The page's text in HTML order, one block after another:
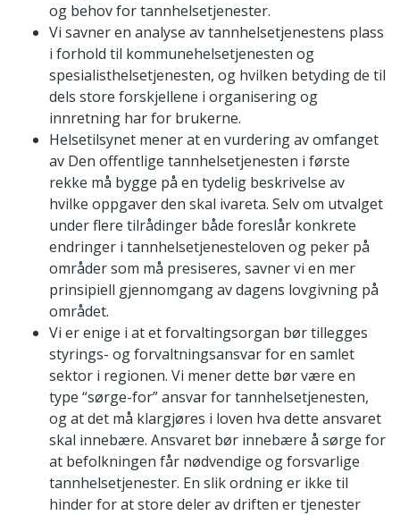
og behov for tannhelsetjenester.
Vi savner en analyse av tannhelsetjenestens plass
i forhold til kommunehelsetjenesten og
spesialisthelsetjenesten, og hvilken betyding de til
dels store forskjellene i organisering og
innretning har for brukerne.
Helsetilsynet mener at en vurdering av omfanget
av Den offentlige tannhelsetjenesten i første
rekke må bygge på en tydelig beskrivelse av
hvilke oppgaver den skal ivareta. Selv om utvalget
under flere tilrådinger både foreslår konkrete
endringer i tannhelsetjenesteloven og peker på
områder som må presiseres, savner vi en mer
prinsipiell gjennomgang av dagens lovgivning på
området.
Vi er enige i at et forvaltingsorgan bør tillegges
styrings- og forvaltningsansvar for en samlet
sektor i regionen. Vi mener dette bør være en
type “sørge-for” ansvar for tannhelsetjenesten,
og at det må klargjøres i loven hva dette ansvaret
skal innebære. Ansvaret bør innebære å sørge for
at befolkningen får nødvendige og forsvarlige
tannhelsetjenester. En slik ordning er ikke til
hinder for at store deler av driften er tjenester